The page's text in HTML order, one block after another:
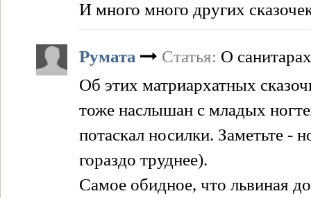
И много много других
Румата Статья: О
Об этих матриархатных
тоже наслышан с младых
потаскал носилки. Заметьте -
гораздо труднее).
Самое обидное, что львиная